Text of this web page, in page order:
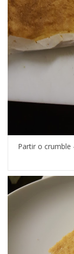
Partir o crumble